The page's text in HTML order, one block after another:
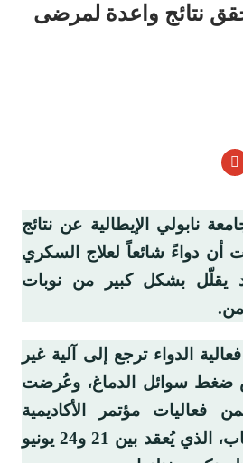
نتائج واعدة لمرضى
نابولي الإيطالية عن نتائج
أن دواءً شائعاً لعلاج السكري
يقلّل بشكل كبير من نوبات
الدواء ترجع إلى آلية غير
ضغط سوائل الدماغ، وعُرضت
فعاليات مؤتمر الأكاديمية
الأوروبية لعلم الأعصاب، الذي يُعقد بين 21 و24 يونيو